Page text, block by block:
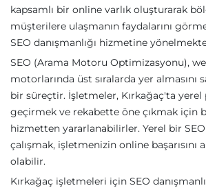
kapsamlı bir online varlık oluşturarak
müşterilere ulaşmanın faydalarını
SEO danışmanlığı hizmetine
SEO (Arama Motoru Optimizasyonu),
motorlarında üst sıralarda yer almasını
bir süreçtir. İşletmeler, Kırkağaç'ta yerel
geçirmek ve rekabette öne çıkmak için
hizmetten yararlanabilirler. Yerel bir SEO
çalışmak, işletmenizin online başarısını
olabilir.
Kırkağaç işletmeleri için SEO